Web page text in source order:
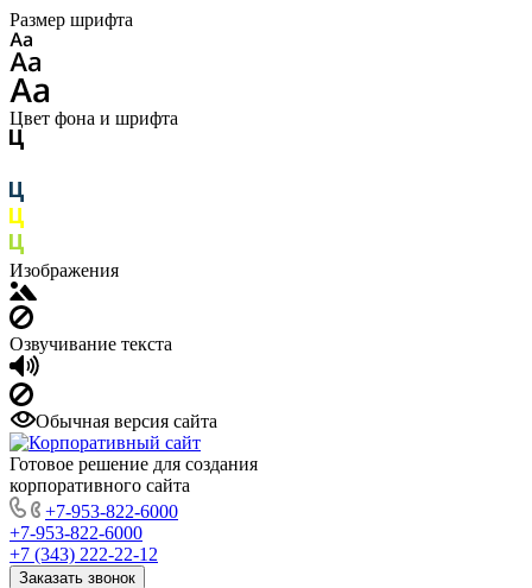
Размер шрифта
Цвет фона и шрифта
Изображения
Озвучивание текста
Обычная версия сайта
Готовое решение для создания
корпоративного сайта
+7-953-822-6000
+7-953-822-6000
+7 (343) 222-22-12
Заказать звонок